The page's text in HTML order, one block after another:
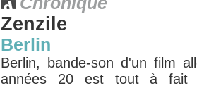
Zenzile
Berlin
Berlin, bande-son d'un film
années 20 est tout à fait